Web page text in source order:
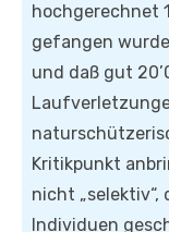
hochgerechnet
gefangen
und daß gut
Kritikpunkt
nicht
Individuen